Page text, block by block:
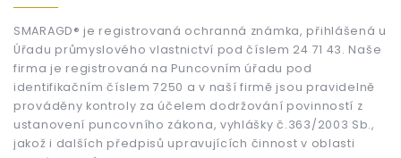
SMARAGD® je registrovaná ochranná známka, přihlášená u
Úřadu průmyslového vlastnictví pod číslem 24 71 43. Naše
firma je registrovaná na Puncovním úřadu pod
identifikačním číslem 7250 a v naší firmě jsou pravidelně
prováděny kontroly za účelem dodržování povinností z
ustanovení puncovního zákona, vyhlášky č.363/2003 Sb.,
jakož i dalších předpisů upravujících činnost v oblasti